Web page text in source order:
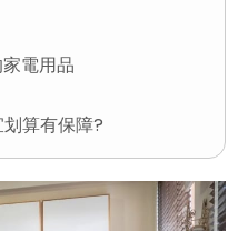
電用品
算有保障?